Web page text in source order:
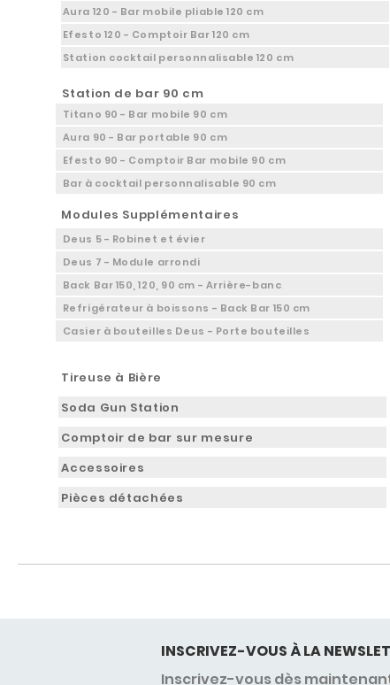
Aura 120 - Bar mobile pliable 120 cm
Efesto 120 - Comptoir Bar 120 cm
Station cocktail personnalisable 120 cm
Station de bar 90 cm
Titano 90 - Bar mobile 90 cm
Aura 90 - Bar portable 90 cm
Efesto 90 - Comptoir Bar mobile 90 cm
Bar à cocktail personnalisable 90 cm
Modules Supplémentaires
Deus 5 - Robinet et évier
Deus 7 - Module arrondi
Back Bar 150, 120, 90 cm - Arrière-banc
Refrigérateur à boissons - Back Bar 150 cm
Casier à bouteilles Deus - Porte bouteilles
Tireuse à Bière
Soda Gun Station
Comptoir de bar sur mesure
Accessoires
Pièces détachées
INSCRIVEZ-VOUS À LA
Inscrivez-vous dès